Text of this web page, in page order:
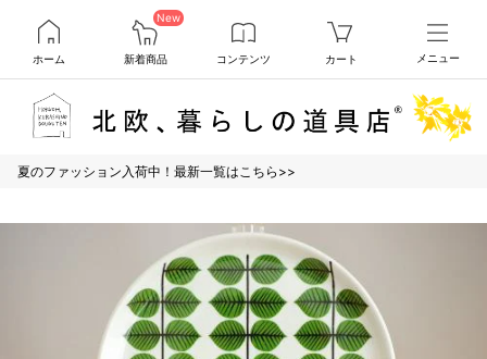
ホーム
New
新着商品 コンテンツ カート メニュー
夏のファッション入荷中！最新一覧はこちら>>